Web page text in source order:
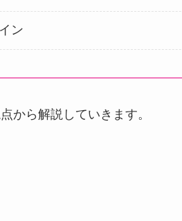
ン
から解説していきます。